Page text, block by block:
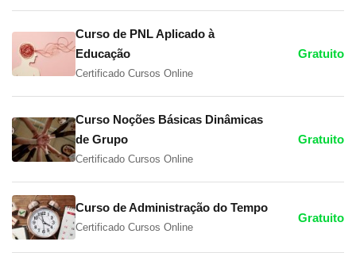
Curso de PNL Aplicado à
Educação
Certificado Cursos Online
Gratuito
Curso Noções Básicas Dinâmicas
de Grupo
Certificado Cursos Online
Gratuito
Curso de Administração do Tempo
Certificado Cursos Online
Gratuito